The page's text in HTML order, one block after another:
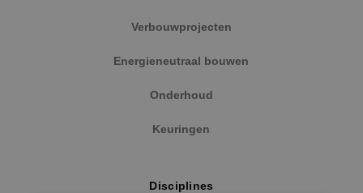
Verbouwprojecten
Energieneutraal bouwen
Onderhoud
Keuringen
Disciplines